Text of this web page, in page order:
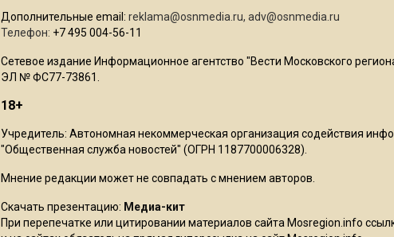
Дополнительные email: reklama@osnmedia.ru, adv@osnmedia.ru
Телефон: +7 495 004-56-11
Сетевое издание Информационное агентство "Вести Московского
ЭЛ № ФС77-73861.
18+
Учредитель: Автономная некоммерческая организация содействия
"Общественная служба новостей" (ОГРН 1187700006328).
Мнение редакции может не совпадать с мнением авторов.
Скачать презентацию: Медиа-кит
При перепечатке или цитировании материалов сайта Mosregion.info